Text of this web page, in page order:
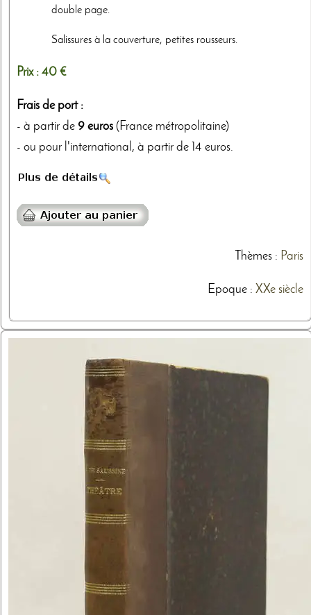
double page.
Salissures à la couverture, petites rousseurs.
Prix : 40 €
Frais de port :
- à partir de 9 euros (France métropolitaine)
- ou pour l'international, à partir de 14 euros.
Thèmes: Paris
Epoque : XXe siècle